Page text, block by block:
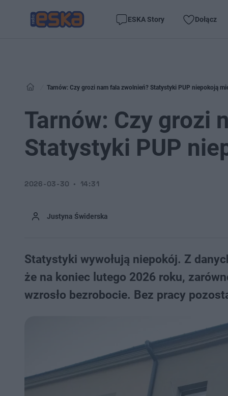
ESKA Story Dołącz
Tarnów: Czy grozi nam fala zwolnień? Statystyki PUP niepokoją
Tarnów: Czy grozi
Statystyki PUP
Justyna Świderska
2026-03-30 14:31
Statystyki wywołują niepokój. Z
że na koniec lutego 2026 roku,
wzrosło bezrobocie. Bez pracy